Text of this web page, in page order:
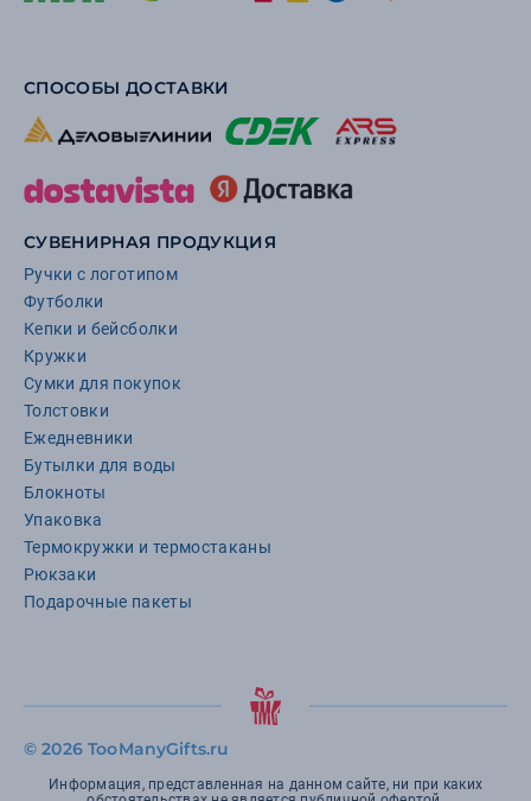
СПОСОБЫ ДОСТАВКИ
СУВЕНИРНАЯ ПРОДУКЦИЯ
Ручки с логотипом
Футболки
Кепки и бейсболки
Кружки
Сумки для покупок
Толстовки
Ежедневники
Бутылки для воды
Блокноты
Упаковка
Термокружки и термостаканы
Рюкзаки
Подарочные пакеты
© 2026 TooManyGifts.ru
Информация, представленная на данном сайте, ни при каких